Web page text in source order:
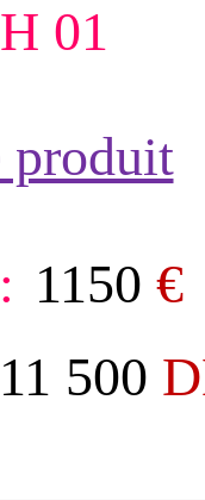
01
produit
1150 €
11 500